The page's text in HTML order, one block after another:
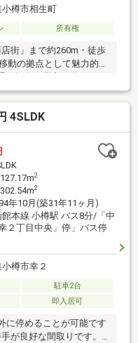
樽市相生町
所有権
街」まで約260m・徒歩
動の拠点として魅力的な
活用も検討できます◎■
徒歩10分圏内！居住用や
所など宿泊事業用物件
業としての利用には、関
です。お気軽にお問い合
4SLDK
2
2
年10月(築31年11ヶ月)
館本線 小樽駅 バス8分/「中
２丁目中央」停」バス停
樽市幸２
駐車2台
即入居可
に停めることが可能です
が良好な間取りです。